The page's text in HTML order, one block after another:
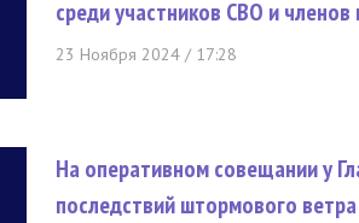
среди участников СВО и членов
23 Ноября 2024 / 17:28
На оперативном совещании у
последствий штормового